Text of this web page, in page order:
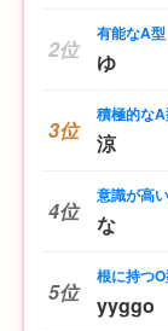
2位
有能なA型
ゆ
3位
積極的な
涼
4位
意識が高
な
5位
根に持つ
yyggo